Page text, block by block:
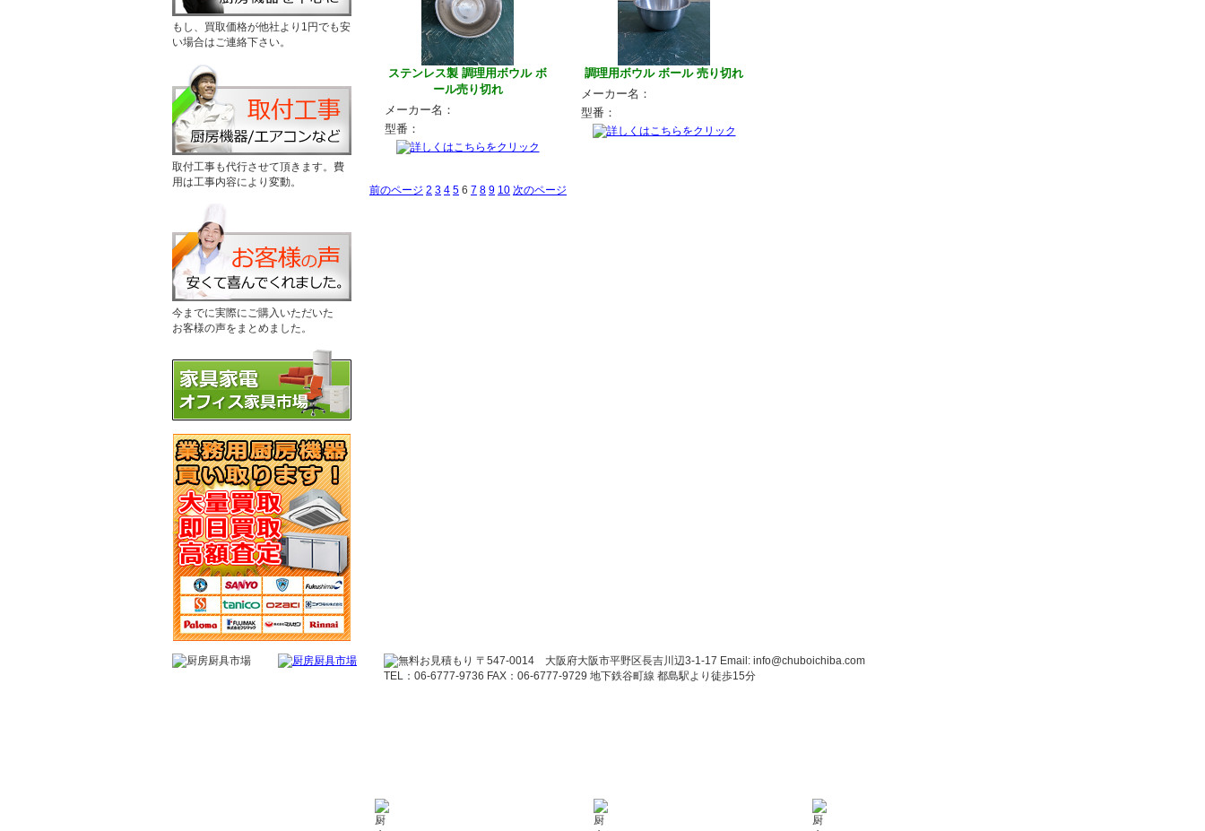
もし、買取価格が他社より1円でも安
い場合はご連絡下さい。
取付工事も代行させて頂きます。費
用は工事内容により変動。
今までに実際にご購入いただいた
お客様の声をまとめました。
ステンレス製 調理用ボウル ボ
ール売り切れ
メーカー名：
型番：
調理用ボウル ボール 売り切れ
メーカー名：
型番：
前のページ 2 3 4 5 6 7 8 9 10 次のページ
〒547-0014 大阪府大阪市平野区長吉川辺3-1-17 Email: info@chuboichiba.com
TEL：06-6777-9736 FAX：06-6777-9729 地下鉄谷町線 都島駅より徒歩15分